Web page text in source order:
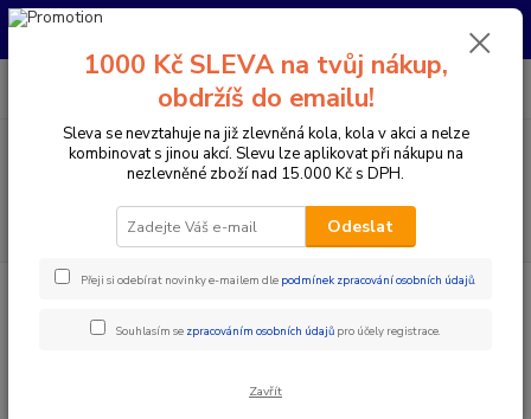
Pro nachystání kola / doplňků na prodejně si prosím zavolejte dopředu.
Menu
CZK
PO-PÁ 10:00-17:00 | SO: 9:00-12:00
Komponenty na kolo Řídítka Berany / Gravel
ŘÍDÍTKA
1000 Kč SLEVA na tvůj nákup,
obdržíš do emailu!
Sleva se nevztahuje na již zlevněná kola, kola v akci a nelze
kombinovat s jinou akcí. Slevu lze aplikovat při nákupu na
nezlevněné zboží nad 15.000 Kč s DPH.
Odeslat
Přeji si odebírat novinky e-mailem dle podmínek zpracování osobních údajů.
Souhlasím se zpracováním osobních údajů pro účely registrace.
Zavřít